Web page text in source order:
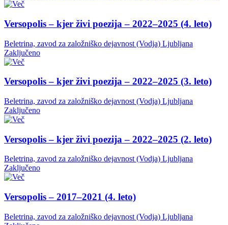
Versopolis – kjer živi poezija – 2022–2025 (4. leto)
Beletrina, zavod za založniško dejavnost (Vodja) Ljubljana
Zaključeno
Versopolis – kjer živi poezija – 2022–2025 (3. leto)
Beletrina, zavod za založniško dejavnost (Vodja) Ljubljana
Zaključeno
Versopolis – kjer živi poezija – 2022–2025 (2. leto)
Beletrina, zavod za založniško dejavnost (Vodja) Ljubljana
Zaključeno
Versopolis – 2017–2021 (4. leto)
Beletrina, zavod za založniško dejavnost (Vodja) Ljubljana